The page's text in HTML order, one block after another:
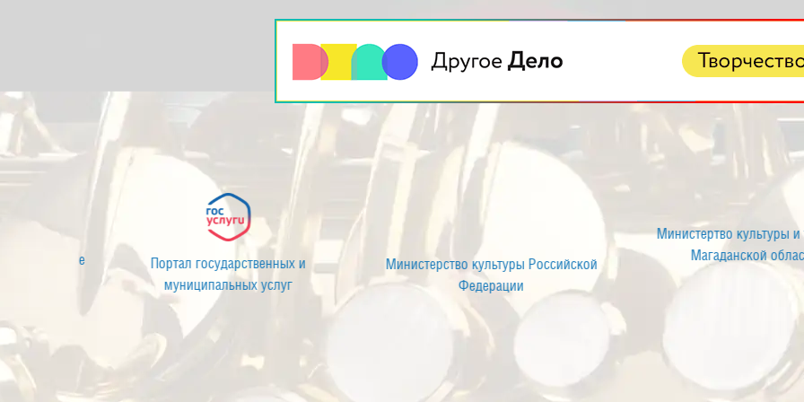
Муниципальное автономное учреждение
культуры «Центр культуры»
Портал государственных и
муниципальных услуг
Министерство культуры